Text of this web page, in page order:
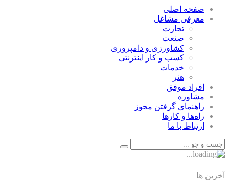
صفحه اصلی
معرفی مشاغل
تجارت
صنعت
كشاورزی و دامپروری
كسب و كار اينترنتی
خدمات
هنر
افراد موفق
مشاوره
راهنمای گرفتن مجوز
راه‌ها و كارها
ارتباط با ما
آخرین ها